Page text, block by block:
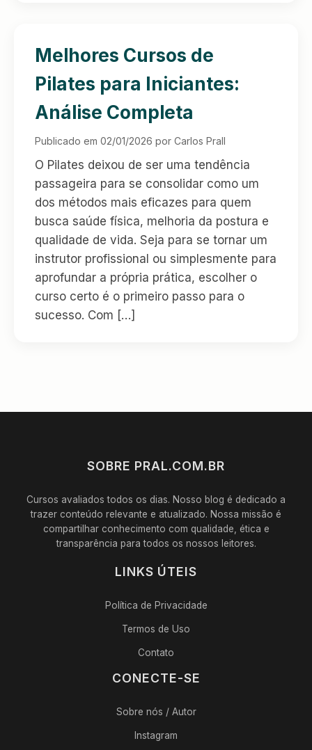
Melhores Cursos de
Pilates para Iniciantes:
Análise Completa
Publicado em 02/01/2026 por Carlos Prall
O Pilates deixou de ser uma tendência
passageira para se consolidar como um
dos métodos mais eficazes para quem
busca saúde física, melhoria da postura e
qualidade de vida. Seja para se tornar um
instrutor profissional ou simplesmente para
aprofundar a própria prática, escolher o
curso certo é o primeiro passo para o
sucesso. Com […]
SOBRE PRAL.COM.BR
Cursos avaliados todos os dias. Nosso blog é dedicado a
trazer conteúdo relevante e atualizado. Nossa missão é
compartilhar conhecimento com qualidade, ética e
transparência para todos os nossos leitores.
LINKS ÚTEIS
Política de Privacidade
Termos de Uso
Contato
CONECTE-SE
Sobre nós / Autor
Instagram